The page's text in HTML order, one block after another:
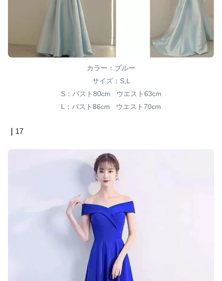
カラー：ブルー
サイズ：S,L
S：バスト80cm ウエスト63cm
L：バスト86cm ウエスト70cm
｜ 17